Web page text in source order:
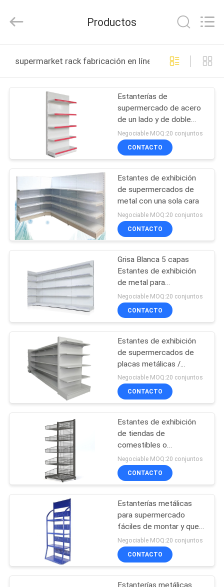
PRODUCTOS
NOSOTROS
VIAJE
DE
LA
FÁBRICA
CONTROL
CALIDAD
ÉNTRENOS
EN
CONTACTO
CON
UNA
DEL
SITIO
PRIVACY
POLICY
Developed
Productos
supermarket rack fabricación en línea
Estanterías de
supermercado de acero
de un lado y de doble
lado para snacks
Negociable MOQ:20 conjuntos
CONTACTO
Estantes de exhibición
de supermercados de
metal con una sola cara
Negociable MOQ:20 conjuntos
CONTACTO
Grisa Blanca 5 capas
Estantes de exhibición
de metal para
supermercados,
farmacias
Negociable MOQ:20 conjuntos
CONTACTO
Estantes de exhibición
de supermercados de
placas metálicas /
estanterías de tiendas
departamentales para
necesidades diarias
Negociable MOQ:20 conjuntos
CONTACTO
Estantes de exhibición
de tiendas de
comestibles o
supermercados
Negociable MOQ:20 conjuntos
CONTACTO
Estanterías metálicas
para supermercado
fáciles de montar y que
ahorran espacio
Negociable MOQ:20 conjuntos
CONTACTO
Estanterías metálicas